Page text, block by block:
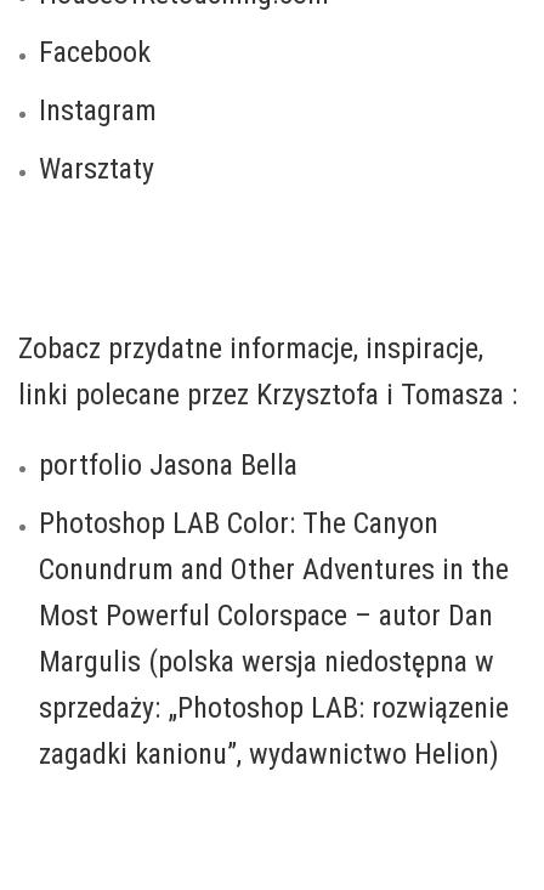
Facebook
Instagram
Warsztaty
Zobacz przydatne informacje, inspiracje,
linki polecane przez Krzysztofa i Tomasza :
portfolio Jasona Bella
Photoshop LAB Color: The Canyon
Conundrum and Other Adventures in the
Most Powerful Colorspace – autor Dan
Margulis (polska wersja niedostępna w
sprzedaży: „Photoshop LAB: rozwiązenie
zagadki kanionu”, wydawnictwo Helion)